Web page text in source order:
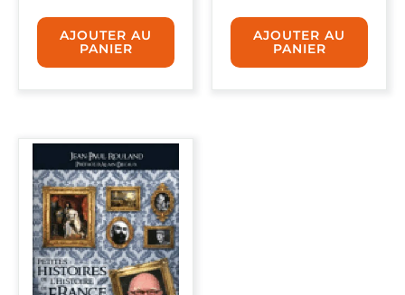
AJOUTER AU
PANIER
AJOUTER AU
PANIER